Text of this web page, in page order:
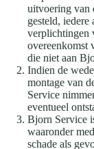
uitvoering van
gesteld,
verplichtingen
overeenkomst
die niet aan
Indien de
montage van
Service
eventueel
Bjorn Service
waaronder
schade als